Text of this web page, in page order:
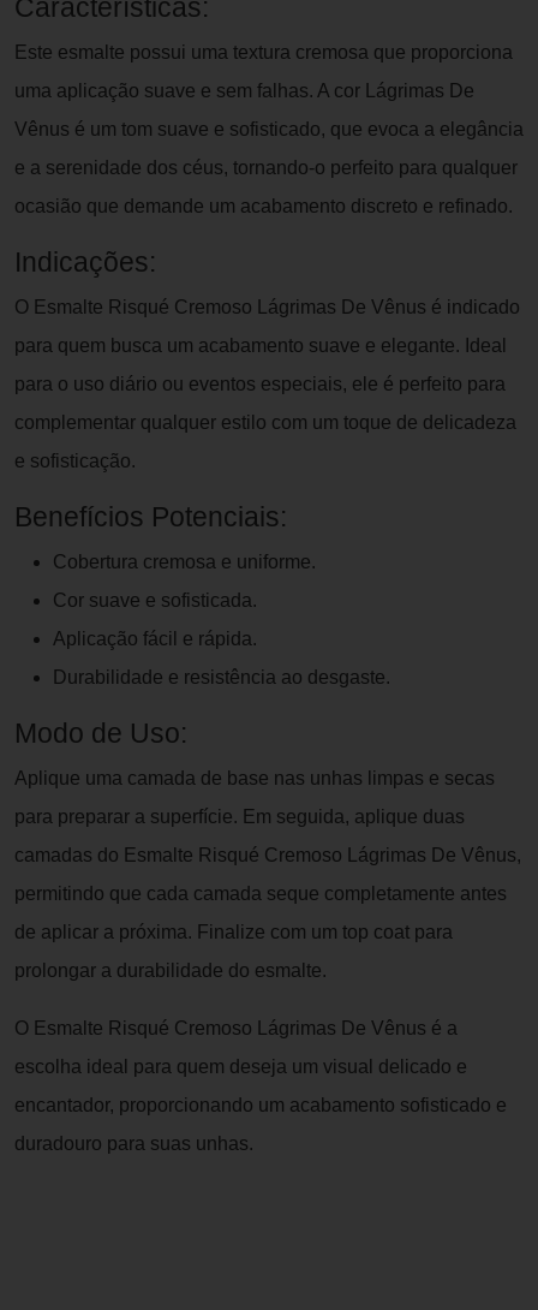
Características:
Este esmalte possui uma textura cremosa que proporciona
uma aplicação suave e sem falhas. A cor Lágrimas De
Vênus é um tom suave e sofisticado, que evoca a elegância
e a serenidade dos céus, tornando-o perfeito para qualquer
ocasião que demande um acabamento discreto e refinado.
Indicações:
O Esmalte Risqué Cremoso Lágrimas De Vênus é indicado
para quem busca um acabamento suave e elegante. Ideal
para o uso diário ou eventos especiais, ele é perfeito para
complementar qualquer estilo com um toque de delicadeza
e sofisticação.
Benefícios Potenciais:
Cobertura cremosa e uniforme.
Cor suave e sofisticada.
Aplicação fácil e rápida.
Durabilidade e resistência ao desgaste.
Modo de Uso:
Aplique uma camada de base nas unhas limpas e secas
para preparar a superfície. Em seguida, aplique duas
camadas do Esmalte Risqué Cremoso Lágrimas De Vênus,
permitindo que cada camada seque completamente antes
de aplicar a próxima. Finalize com um top coat para
prolongar a durabilidade do esmalte.
O Esmalte Risqué Cremoso Lágrimas De Vênus é a
escolha ideal para quem deseja um visual delicado e
encantador, proporcionando um acabamento sofisticado e
duradouro para suas unhas.